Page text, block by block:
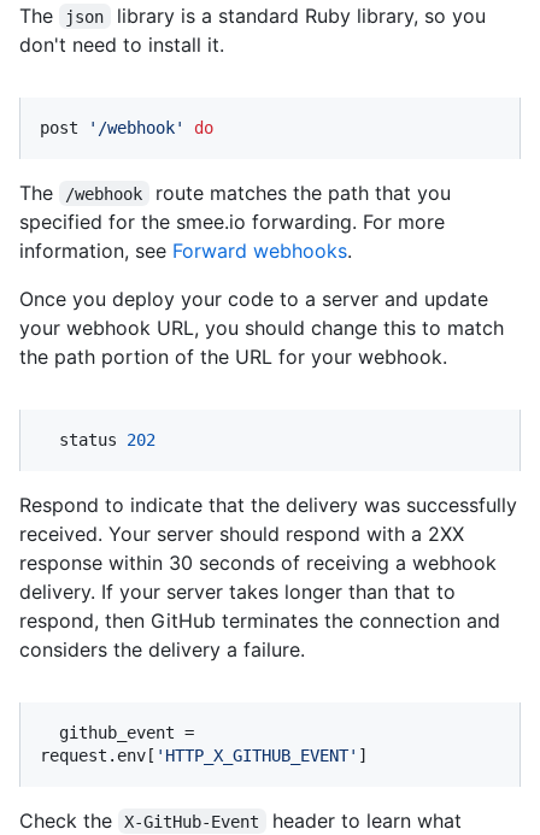
The
json
library is a standard Ruby library, so you
don't need to install it.
post '/webhook' do
The /webhook
route matches the path that you
specified for the smee.io forwarding. For more
information, see Forward webhooks.
Once you deploy your code to a server and update
your webhook URL, you should change this to match
the path portion of the URL for your webhook.
  status
202
Respond to indicate that the delivery was successfully
received. Your server should respond with a 2XX
response within 30 seconds of receiving a webhook
delivery. If your server takes longer than that to
respond, then GitHub terminates the connection and
considers the delivery a failure.
request.env[ 'HTTP_X_GITHUB_EVENT' ]
Check the X-GitHub-Event
header to learn what